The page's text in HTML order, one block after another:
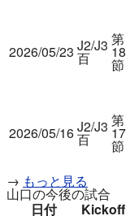
2026/05/23 J2/J3
百
第
18
節
2026/05/16J2/J3
百
第
17
節
→ もっと見る
山口の今後の試合
日付
Kickoff